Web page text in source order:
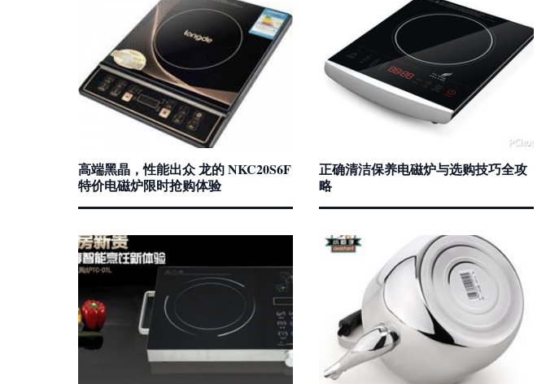
高端黑晶，性能出众 龙的 NKC20S6F
特价电磁炉限时抢购体验
正确清洁保养电磁炉与选购技巧全攻
略